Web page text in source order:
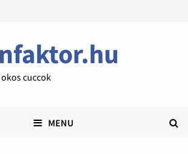
cuccok
MENU